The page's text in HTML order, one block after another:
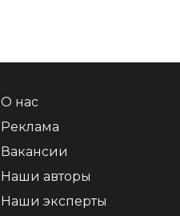
О нас
Реклама
Вакансии
Наши авторы
Наши эксперты